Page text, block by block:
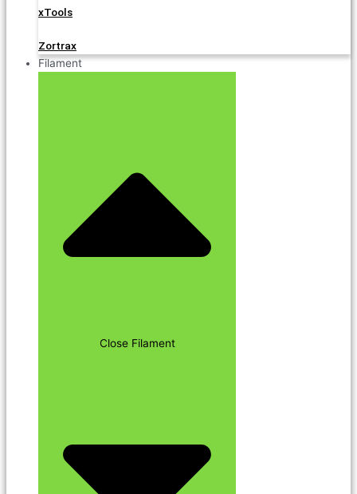
xTools
Zortrax
Filament
Close Filament